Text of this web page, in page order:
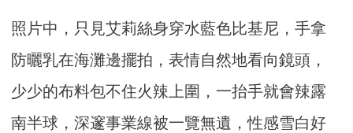
照片中，只見艾莉絲身穿水藍色比基尼，手拿
防曬乳在海灘邊擺拍，表情自然地看向鏡頭，
少少的布料包不住火辣上圍，一抬手就會辣露
南半球，深邃事業線被一覽無遺，性感雪白好